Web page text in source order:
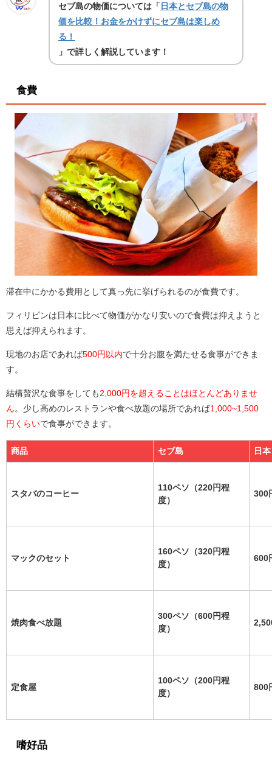
セブ島の物価については「 日本とセブ島の物
価を比較！お金をかけずにセブ島は楽しめ
る！
」で詳しく解説しています！
食費
滞在中にかかる費用として真っ先に挙げられるのが食費です。
フィリピンは日本に比べて物価がかなり安いので食費は抑えようと
思えば抑えられます。
現地のお店であれば500円以内で十分お腹を満たせる食事ができま
す。
結構贅沢な食事をしても 2,000円を超えることはほとんどありませ
ん 。少し高めのレストランや食べ放題の場所であれば1,000~1,500
円くらいで食事ができます。
商品 セブ島 日本
スタバのコーヒー
110ペソ（220円程
度）
300
マックのセット
160ペソ（320円程
度）
600
焼肉食べ放題
300ペソ（600円程
度）
定食屋
100ペソ（200円程
度）
800
嗜好品